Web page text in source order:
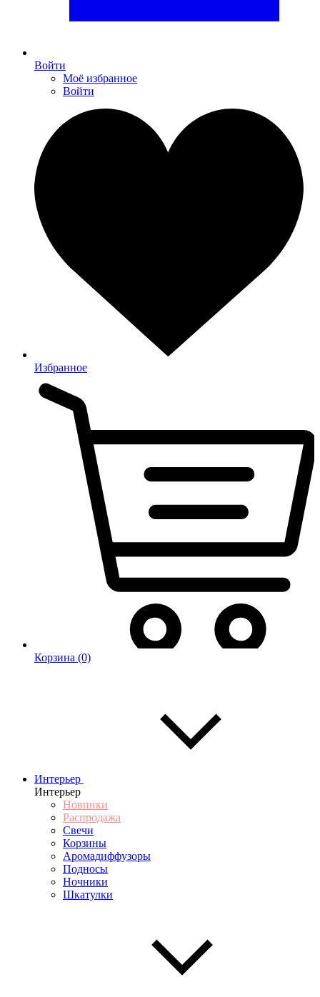
Войти
Моё избранное
Войти
Избранное
Корзина (0)
Интерьер
Интерьер
Новинки
Распродажа
Свечи
Корзины
Аромадиффузоры
Подносы
Ночники
Шкатулки